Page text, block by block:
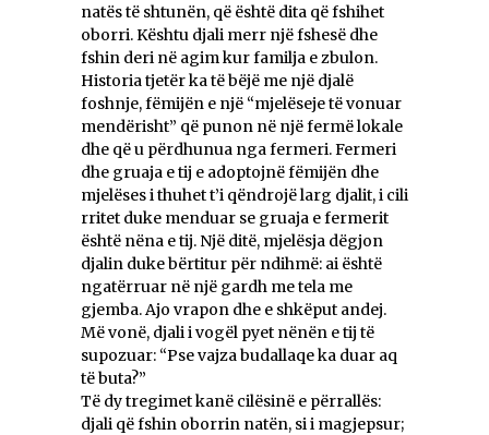
natës të shtunën, që është dita që fshihet
oborri. Kështu djali merr një fshesë dhe
fshin deri në agim kur familja e zbulon.
Historia tjetër ka të bëjë me një djalë
foshnje, fëmijën e një “mjelëseje të vonuar
mendërisht” që punon në një fermë lokale
dhe që u përdhunua nga fermeri. Fermeri
dhe gruaja e tij e adoptojnë fëmijën dhe
mjelëses i thuhet t’i qëndrojë larg djalit, i cili
rritet duke menduar se gruaja e fermerit
është nëna e tij. Një ditë, mjelësja dëgjon
djalin duke bërtitur për ndihmë: ai është
ngatërruar në një gardh me tela me
gjemba. Ajo vrapon dhe e shkëput andej.
Më vonë, djali i vogël pyet nënën e tij të
supozuar: “Pse vajza budallaqe ka duar aq
të buta?”
Të dy tregimet kanë cilësinë e përrallës:
djali që fshin oborrin natën, si i magjepsur;